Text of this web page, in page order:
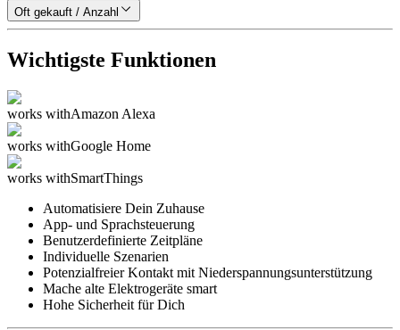
Oft gekauft / Anzahl
Wichtigste Funktionen
works withAmazon Alexa
works withGoogle Home
works withSmartThings
Automatisiere Dein Zuhause
App- und Sprachsteuerung
Benutzerdefinierte Zeitpläne
Individuelle Szenarien
Potenzialfreier Kontakt mit Niederspannungsunterstützung
Mache alte Elektrogeräte smart
Hohe Sicherheit für Dich